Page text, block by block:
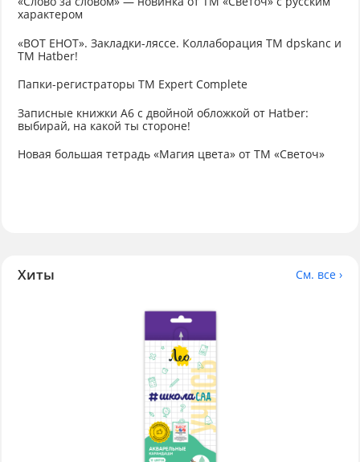
характером
«ВОТ ЕНОТ». Закладки-ляссе. Коллаборация TM dpskanc и
ТМ Hatber!
Папки-регистраторы ТМ Expert Complete
Записные книжки А6 с двойной обложкой от Hatber:
выбирай, на какой ты стороне!
Новая большая тетрадь «Магия цвета» от ТМ «Светоч»
Хиты См. все ›